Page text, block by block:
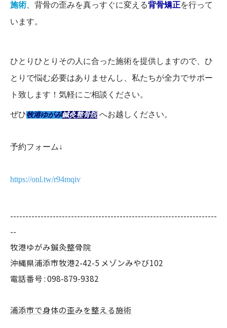
施術、背骨の歪みを真っすぐに変える背骨矯正を行って
います。
ひとりひとりその人に合った施術を提供しますので、ひ
とりで悩む必要はありませんし、私たちが全力でサポー
ト致します！気軽にご相談ください。
ぜひ牧港ゆがみ鍼灸整骨院 へお越しください。
予約フォーム↓
https://onl.tw/r94mqiv
--------------------------------------------------------------------
--
牧港ゆがみ鍼灸整骨院
沖縄県浦添市牧港2-42-5 メゾンみやび102
電話番号 : 098-879-9382
浦添市で身体の歪みを整える施術